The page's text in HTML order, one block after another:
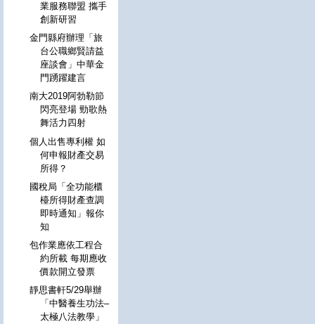
業服務聯盟 攜手
創新研習
金門縣府辦理「旅
台公職鄉賢請益
座談會」中華金
門踴躍建言
南大2019阿勃勒節
閃亮登場 勁歌熱
舞活力四射
個人出售專利權 如
何申報財產交易
所得？
國稅局「全功能櫃
檯所得財產查調
即時通知」報你
知
包作業應依工程合
約所載 每期應收
價款開立發票
靜思書軒5/29舉辦
「中醫養生功法–
太極八法教學」